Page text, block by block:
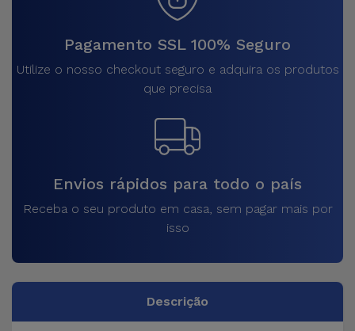
Pagamento SSL 100% Seguro
Utilize o nosso checkout seguro e adquira os produtos
que precisa
Envios rápidos para todo o país
Receba o seu produto em casa, sem pagar mais por
isso
Descrição